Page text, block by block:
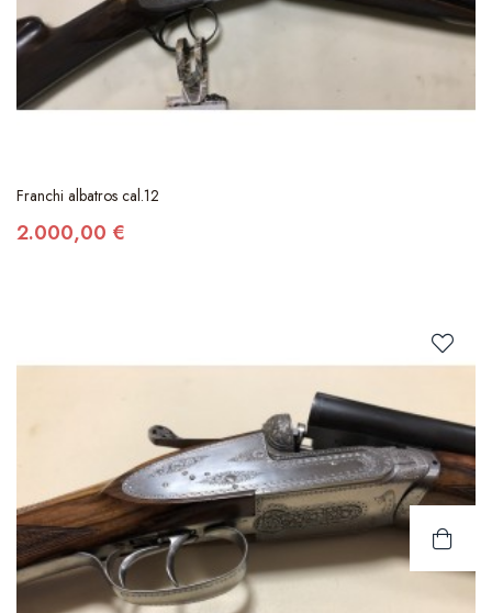
Franchi albatros cal.12
2.000,00 €